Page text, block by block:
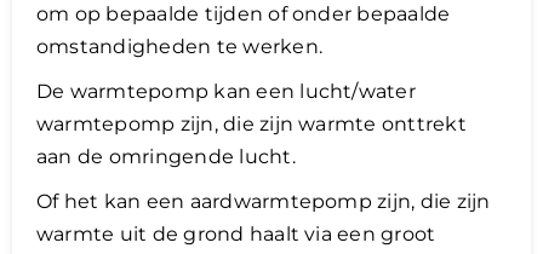
om op bepaalde tijden of onder bepaalde
omstandigheden te werken.
De warmtepomp kan een lucht/water
warmtepomp zijn, die zijn warmte onttrekt
aan de omringende lucht.
Of het kan een aardwarmtepomp zijn, die zijn
warmte uit de grond haalt via een groot